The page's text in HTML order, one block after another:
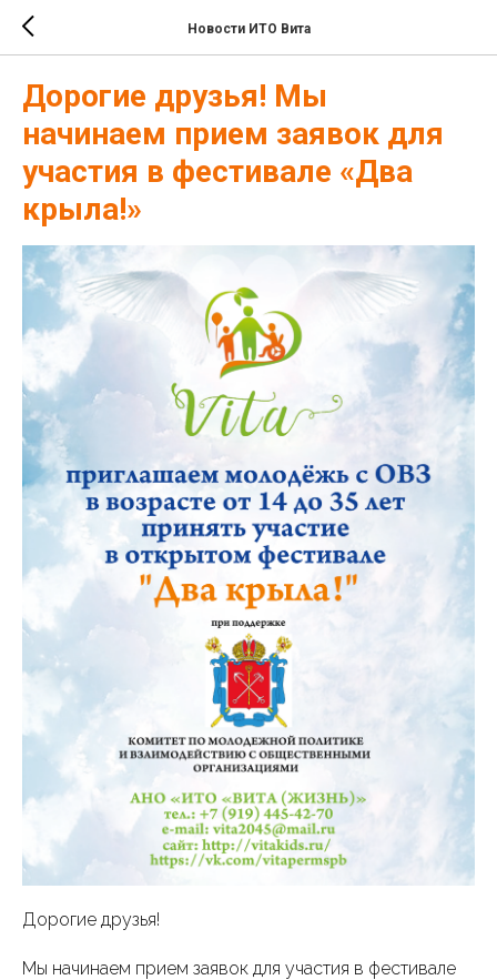
Новости ИТО Вита
Дорогие друзья! Мы
начинаем прием заявок для
участия в фестивале «Два
крыла!»
Дорогие друзья!
Мы начинаем прием заявок для участия в фестивале